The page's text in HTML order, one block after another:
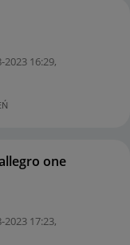
2023 16:29,
one
2023 17:23,